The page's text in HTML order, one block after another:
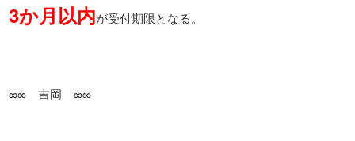
3か月以内が受付期限となる。
∞∞ 吉岡 ∞∞